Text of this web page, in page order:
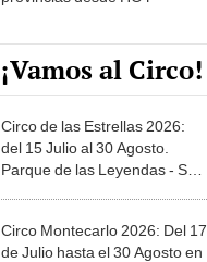
¡Vamos al Circo!
Circo de las Estrellas 2026:
del 15 Julio al 30 Agosto.
Parque de las Leyendas - San
Circo Montecarlo 2026: Del 17
de Julio hasta el 30 Agosto en